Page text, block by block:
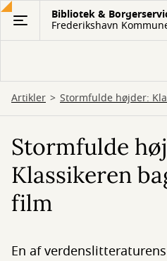
Gå
hovedindhold
Bibliotek &
Frederikshavn
Artikler Stormfulde højder:
Stormfulde
Klassikeren
film
En af